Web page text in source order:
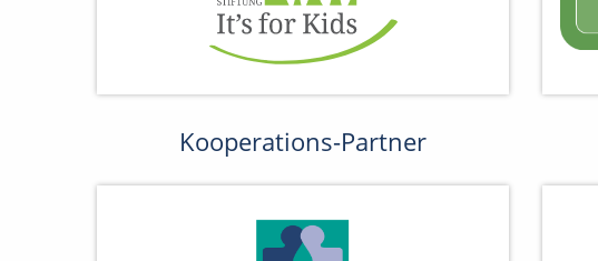
Kooperations-Partner